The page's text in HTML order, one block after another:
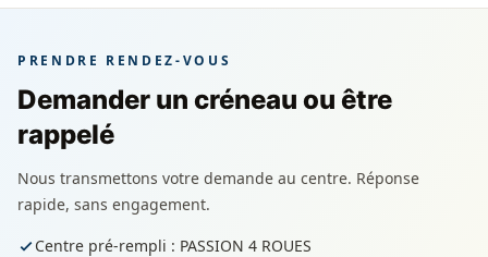
PRENDRE RENDEZ-VOUS
Demander un créneau ou être
rappelé
Nous transmettons votre demande au centre. Réponse
rapide, sans engagement.
Centre pré-rempli : PASSION 4 ROUES